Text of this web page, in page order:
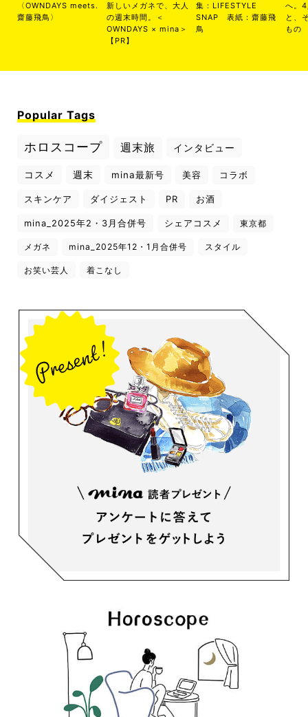
〈OWNDAYS meets.
齋藤飛鳥〉
新しいメガネで、大人
の週末時間。＜
OWNDAYS × mina＞
【PR】
集：LIFESTYLE
SNAP 表紙：齋藤飛
鳥
へ。
と、
もの
Popular Tags
ホロスコープ 週末旅 インタビュー
コスメ 週末 mina最新号 美容 コラボ
スキンケア ダイジェスト PR お酒
mina_2025年2・3月合併号 シェアコスメ 東京都
メガネ mina_2025年12・1月合併号 スタイル
お笑い芸人 着こなし